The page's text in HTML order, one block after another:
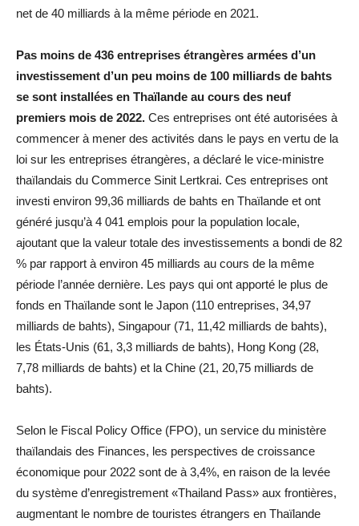
net de 40 milliards à la même période en 2021.
Pas moins de 436 entreprises étrangères armées d’un
investissement d’un peu moins de 100 milliards de bahts
se sont installées en Thaïlande au cours des neuf
premiers mois de 2022. Ces entreprises ont été autorisées à
commencer à mener des activités dans le pays en vertu de la
loi sur les entreprises étrangères, a déclaré le vice-ministre
thaïlandais du Commerce Sinit Lertkrai. Ces entreprises ont
investi environ 99,36 milliards de bahts en Thaïlande et ont
généré jusqu’à 4 041 emplois pour la population locale,
ajoutant que la valeur totale des investissements a bondi de 82
% par rapport à environ 45 milliards au cours de la même
période l’année dernière. Les pays qui ont apporté le plus de
fonds en Thaïlande sont le Japon (110 entreprises, 34,97
milliards de bahts), Singapour (71, 11,42 milliards de bahts),
les États-Unis (61, 3,3 milliards de bahts), Hong Kong (28,
7,78 milliards de bahts) et la Chine (21, 20,75 milliards de
bahts).
Selon le Fiscal Policy Office (FPO), un service du ministère
thaïlandais des Finances, les perspectives de croissance
économique pour 2022 sont de à 3,4%, en raison de la levée
du système d’enregistrement «Thailand Pass» aux frontières,
augmentant le nombre de touristes étrangers en Thaïlande